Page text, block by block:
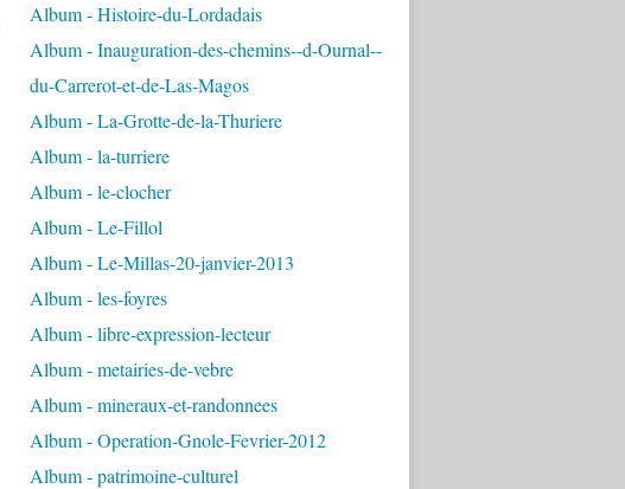
Album - Histoire-du-Lordadais
Album - Inauguration-des-chemins--d-Ournal--
du-Carrerot-et-de-Las-Magos
Album - La-Grotte-de-la-Thuriere
Album - la-turriere
Album - le-clocher
Album - Le-Fillol
Album - Le-Millas-20-janvier-2013
Album - les-foyres
Album - libre-expression-lecteur
Album - metairies-de-vebre
Album - mineraux-et-randonnees
Album - Operation-Gnole-Fevrier-2012
Album - patrimoine-culturel